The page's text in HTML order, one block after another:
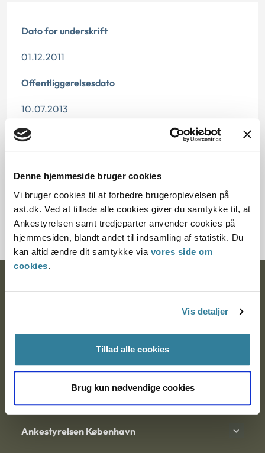
Denne hjemmeside bruger cookies
Vi bruger cookies til at forbedre brugeroplevelsen på
ast.dk. Ved at tillade alle cookies giver du samtykke til, at
Ankestyrelsen samt tredjeparter anvender cookies på
hjemmesiden, blandt andet til indsamling af statistik. Du
kan altid ændre dit samtykke via vores side om
cookies.
Vis detaljer
Tillad alle cookies
Brug kun nødvendige cookies
Dato for underskrift
01.12.2011
Offentliggørelsesdato
10.07.2013
Paragraf
Journalnummer
6700188-11
Ankestyrelsen
Nytorv 7, 2. sal
Ankestyrelsen Aalborg
Ankestyrelsen København